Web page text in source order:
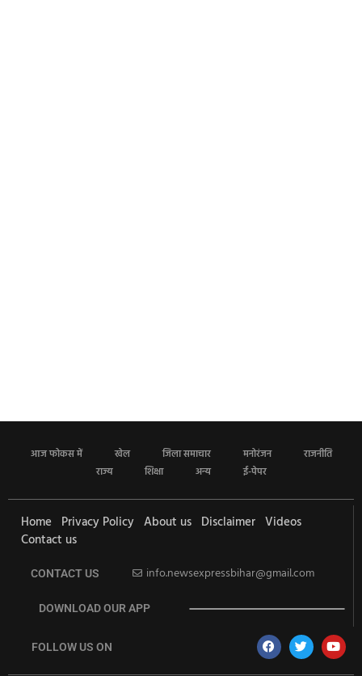
आज फोकस में खेल जिला समाचार मनोरंजन
राजनीति
राज्य
शिक्षा अन्य ई-पेपर
Home Privacy Policy About us Disclaimer Videos
Contact us
CONTACT US info.newsexpressbihar@gmail.com
DOWNLOAD OUR APP
FOLLOW US ON